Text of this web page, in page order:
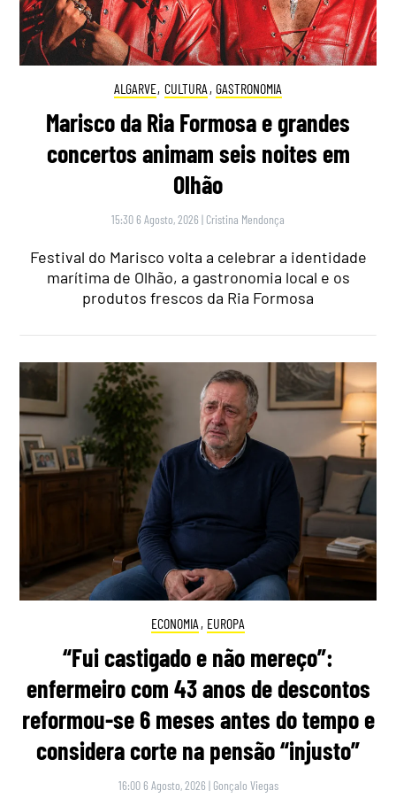
ALGARVE, CULTURA , GASTRONOMIA
Marisco da Ria Formosa e grandes
concertos animam seis noites em
Olhão
15:30 6 Agosto, 2026 | Cristina Mendonça
Festival do Marisco volta a celebrar a identidade
marítima de Olhão, a gastronomia local e os
produtos frescos da Ria Formosa
ECONOMIA , EUROPA
“Fui castigado e não mereço”:
enfermeiro com 43 anos de descontos
reformou-se 6 meses antes do tempo e
considera corte na pensão “injusto”
16:00 6 Agosto, 2026 | Gonçalo Viegas